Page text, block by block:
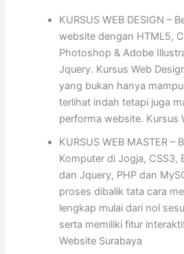
KURSUS WEB DESIGN –
website dengan HTML5,
Photoshop & Adobe
Jquery. Kursus Web
yang bukan hanya
terlihat indah tetapi juga
performa website. Kursus
KURSUS WEB MASTER –
Komputer di Jogja,
dan Jquery, PHP dan
proses dibalik tata cara
lengkap mulai dari nol
serta memiliki fitur
Website Surabaya